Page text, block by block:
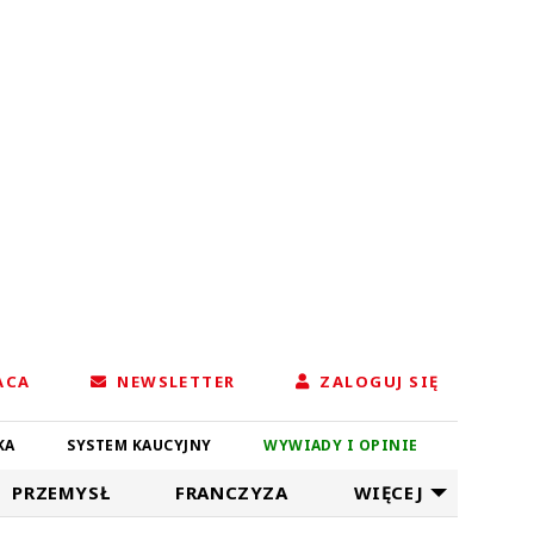
NEWSLETTER ZALOGUJ SIĘ
SYSTEM KAUCYJNY WYWIADY I OPINIE
PRZEMYSŁ FRANCZYZA WIĘCEJ